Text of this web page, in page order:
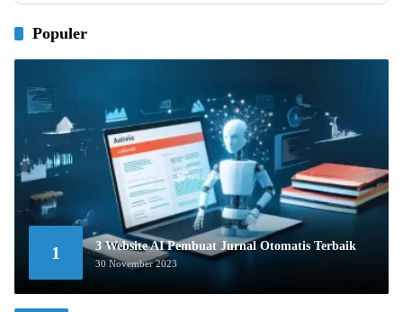
Populer
1 3 Website AI Pembuat Jurnal Otomatis Terbaik
30 November 2023